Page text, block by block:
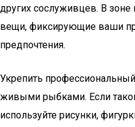
других сослуживцев. В
вещи, фиксирующие ваши
предпочтения.
Укрепить
живыми рыбками. Если
используйте рисунки,